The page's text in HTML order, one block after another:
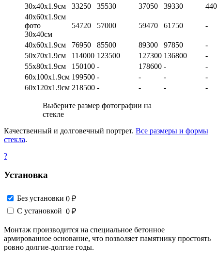
30х40х1.9см
33250 35530 37050 39330
40х60х1.9см
фото
30х40см
54720 57000 59470 61750 -
40х60х1.9см 76950 85500 89300 97850
-
50х70х1.9см
114000 123500 127300 136800
-
55х80х1.9см
150100 - 178600 -
-
60х100х1.9см 199500 - - -
-
60х120х1.9см 218500 - - - -
Выберите размер фотографии на
стекле
Качественный и долговечный портрет. Все размеры и формы
стекла.
?
Установка
Без установки 0 ₽
С установкой 0 ₽
Монтаж производится на специальное бетонное
армированное основание, что позволяет памятнику простоять
ровно долгие-долгие годы.